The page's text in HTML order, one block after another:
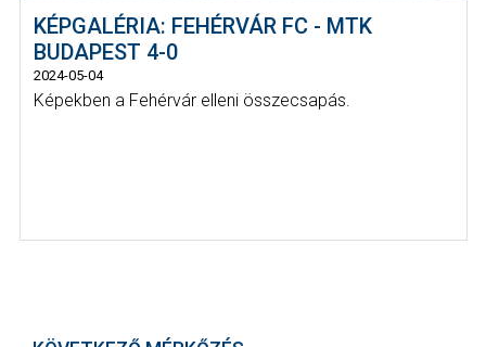
KÉPGALÉRIA: FEHÉRVÁR FC - MTK
BUDAPEST 4-0
2024-05-04
Képekben a Fehérvár elleni összecsapás.